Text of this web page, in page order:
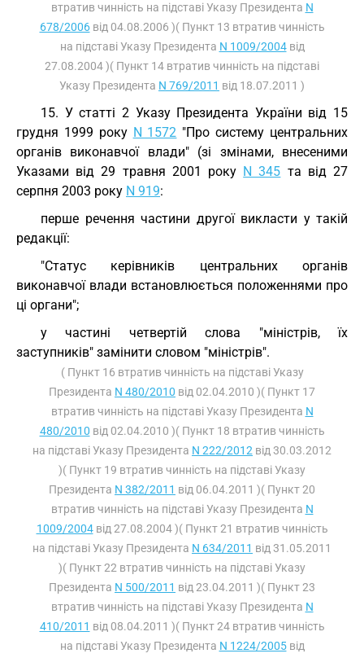
втратив чинність на підставі Указу Президента N
678/2006від 04.08.2006 )( Пункт 13 втратив чинність
на підставі Указу Президента N 1009/2004від
27.08.2004 )( Пункт 14 втратив чинність на підставі
Указу Президента N 769/2011 від 18.07.2011 )
15. У статті 2 Указу Президента України від 15
грудня 1999 року N 1572 "Про систему центральних
органів виконавчої влади" (зі змінами, внесеними
Указами від 29 травня 2001 року N 345 та від 27
серпня 2003 року N 919:
перше речення частини другої викласти у такій
редакції:
"Статус керівників центральних органів
виконавчої влади встановлюється положеннями про
ці органи";
у частині четвертій слова "міністрів, їх
заступників" замінити словом "міністрів".
( Пункт 16 втратив чинність на підставі Указу
Президента N 480/2010 від 02.04.2010 )( Пункт 17
втратив чинність на підставі Указу Президента N
480/2010 від 02.04.2010 )( Пункт 18 втратив чинність
на підставі Указу Президента N 222/2012 від 30.03.2012
)( Пункт 19 втратив чинність на підставі Указу
Президента N 382/2011 від 06.04.2011 )( Пункт 20
втратив чинність на підставі Указу Президента N
1009/2004від 27.08.2004 )( Пункт 21 втратив чинність
на підставі Указу Президента N 634/2011 від 31.05.2011
)( Пункт 22 втратив чинність на підставі Указу
Президента N 500/2011 від 23.04.2011 )( Пункт 23
втратив чинність на підставі Указу Президента N
410/2011 від 08.04.2011 )( Пункт 24 втратив чинність
на підставі Указу Президента N 1224/2005від